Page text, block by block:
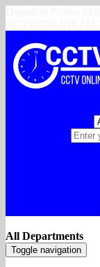
All Departments
Toggle navigation